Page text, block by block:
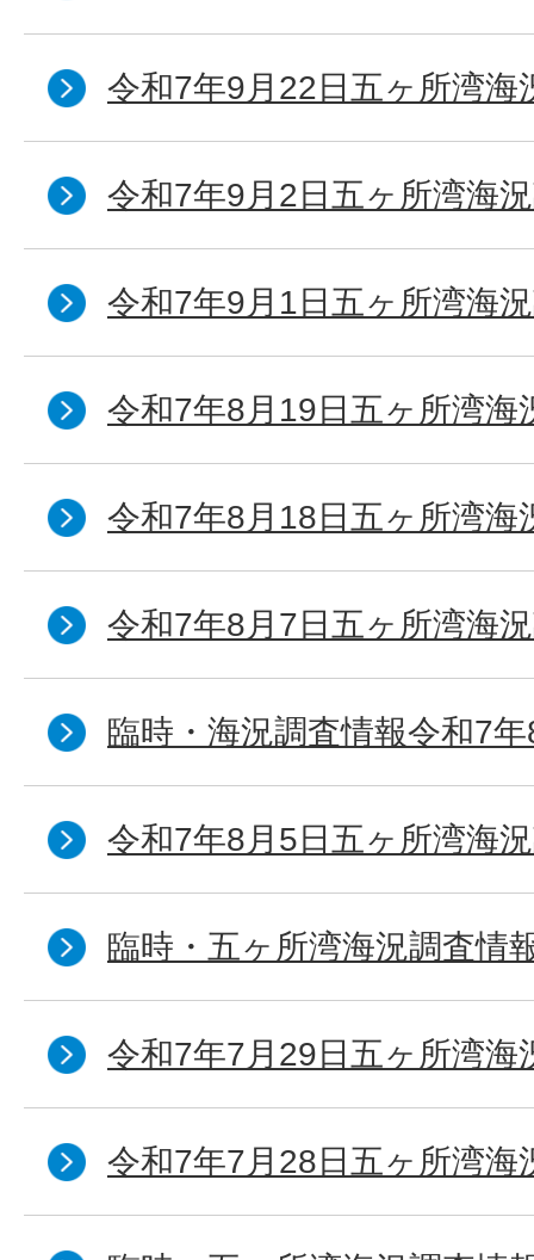
令和7年9月22日五ヶ所湾海
令和7年9月2日五ヶ所湾海
令和7年9月1日五ヶ所湾海
令和7年8月19日五ヶ所湾海
令和7年8月18日五ヶ所湾海
令和7年8月7日五ヶ所湾海
臨時・海況調査情報令和7
令和7年8月5日五ヶ所湾海
臨時・五ヶ所湾海況調査情
令和7年7月29日五ヶ所湾海
令和7年7月28日五ヶ所湾海